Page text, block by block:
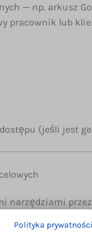
— np. arkusz
pracownik lub
(jeśli jest
narzędziami
Polityka prywatności